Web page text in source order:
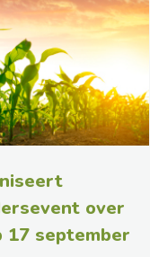
over
17 september